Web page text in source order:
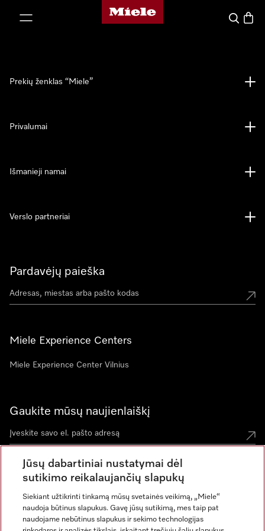
"Miele" pradžios tinklalapis
Paieška
Pardavėjų paieška
Miele Experience Centers
Miele Experience Center Vilnius
Gaukite mūsų naujienlaiškį
Prekių ženklas “Miele”
Privalumai
Išmanieji namai
Verslo partneriai
Jūsų dabartiniai nustatymai dėl
sutikimo reikalaujančių slapukų
Siekiant užtikrinti tinkamą mūsų svetainės veikimą, „Miele“
naudoja būtinus slapukus. Gavę jūsų sutikimą, mes taip pat
naudojame nebūtinus slapukus ir sekimo technologijas